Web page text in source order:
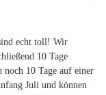
echt toll! Wir
10 Tage
noch 10 Tage auf einer
Juli und können